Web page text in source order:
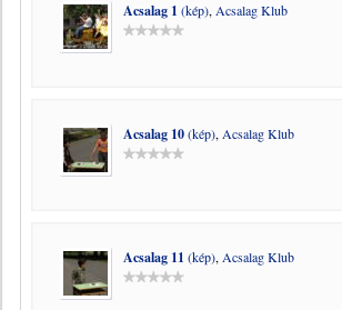
Acsalag 1 (kép), Acsalag Klub
Acsalag 10(kép), Acsalag Klub
Acsalag 11 (kép), Acsalag Klub